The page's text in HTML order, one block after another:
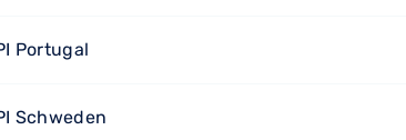
Portugal
Schweden